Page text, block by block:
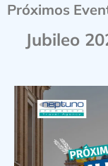
Próximos
Jubileo